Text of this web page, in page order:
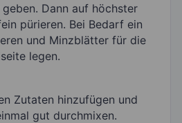
Dann auf höchster
pürieren. Bei Bedarf ein
und Minzblätter für die
legen.
Zutaten hinzufügen und
gut durchmixen.